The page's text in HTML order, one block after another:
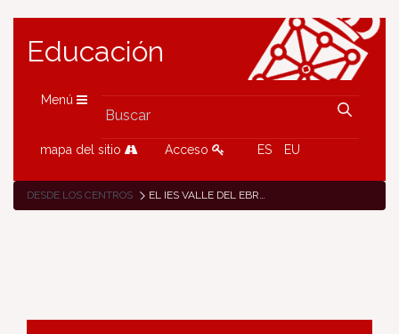
Educación
Menú
mapa del sitio Acceso ES EU
DESDE LOS CENTROS EL IES VALLE DEL EBRO APUESTA POR LA MOVILIDAD SOSTENIBLE